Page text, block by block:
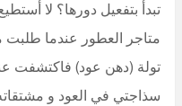
تبدأ بتفعيل دورها؟ لا
متاجر العطور عندما طلبت
تولة (دهن عود) فاكتشفت
سذاجتي في العود و